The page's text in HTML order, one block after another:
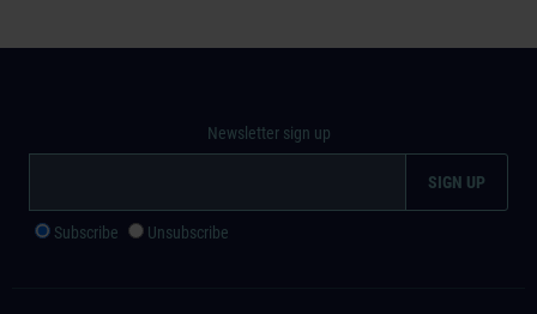
Newsletter sign up
Subscribe Unsubscribe